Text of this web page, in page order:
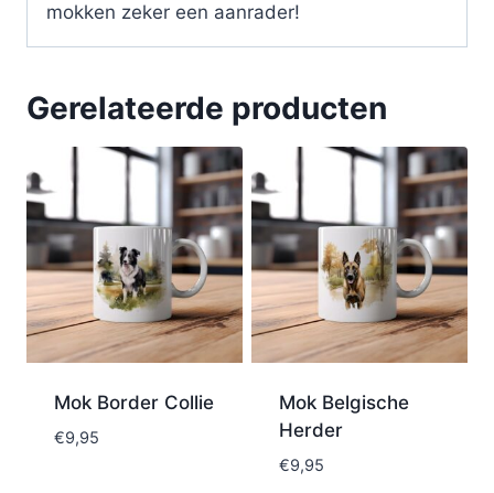
mokken zeker een aanrader!
Gerelateerde producten
Mok Border Collie
€9,95
Mok Belgische
Herder
€9,95